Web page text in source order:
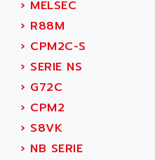
AEROBAR
AEROSEC INDUSTRIE
AEROTECH
AES
AESYS
AEV
AFAG
AFDI
› MELSEC
› R88M
› CPM2C-S
› SERIE NS
› G72C
› CPM2
› S8VK
› NB SERIE